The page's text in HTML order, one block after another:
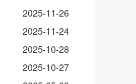
2025-11-26
2025-11-24
2025-10-28
2025-10-27